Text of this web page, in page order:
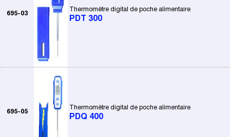
695-03
Thermomètre digital de poche alimentaire
PDT 300
695-05
Thermomètre digital de poche alimentaire
PDQ 400